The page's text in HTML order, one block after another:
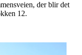
der blir det
12.